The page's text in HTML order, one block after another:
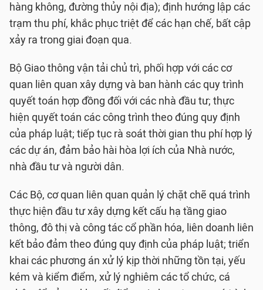
hàng không, đường thủy nội địa); định hướng lập các
trạm thu phí, khắc phục triệt để các hạn chế, bất cập
xảy ra trong giai đoạn qua.
Bộ Giao thông vận tải chủ trì, phối hợp với các cơ
quan liên quan xây dựng và ban hành các quy trình
quyết toán hợp đồng đối với các nhà đầu tư; thực
hiện quyết toán các công trình theo đúng quy định
của pháp luật; tiếp tục rà soát thời gian thu phí hợp lý
các dự án, đảm bảo hài hòa lợi ích của Nhà nước,
nhà đầu tư và người dân.
Các Bộ, cơ quan liên quan quản lý chặt chẽ quá trình
thực hiện đầu tư xây dựng kết cấu hạ tầng giao
thông, đô thị và công tác cổ phần hóa, liên doanh liên
kết bảo đảm theo đúng quy định của pháp luật; triển
khai các phương án xử lý kịp thời những tồn tại, yếu
kém và kiểm điểm, xử lý nghiêm các tổ chức, cá